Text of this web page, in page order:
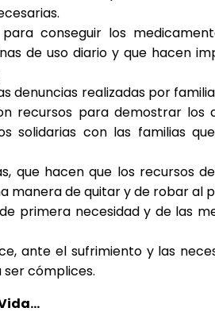
conseguir los
de uso diario y que hacen
denuncias realizadas por
recursos para demostrar los
solidarias con las familias
que hacen que los recursos
manera de quitar y de robar al
primera necesidad y de las
ante el sufrimiento y las
ser cómplices.